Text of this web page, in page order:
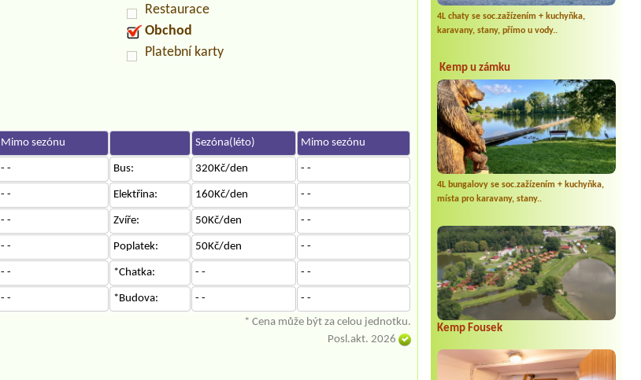
4L chaty se soc.zažízením + kuchyňka,
karavany, stany, přímo u vody..
Kemp u zámku
4L bungalovy se soc.zažízením + kuchyňka,
místa pro karavany, stany..
Kemp Fousek
Restaurace
Obchod
Platební karty
Mimo sezónu Sezóna(léto) Mimo sezónu
- - Bus: 320Kč/den - -
- - Elektřina: 160Kč/den - -
- - Zvíře: 50Kč/den - -
- - Poplatek: 50Kč/den - -
- - *Chatka: - - - -
- - *Budova: - -
- -
* Cena může být za celou jednotku.
Posl.akt. 2026